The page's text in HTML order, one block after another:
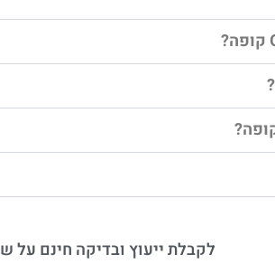
לקבלת ייעוץ ובדיקה חינם על